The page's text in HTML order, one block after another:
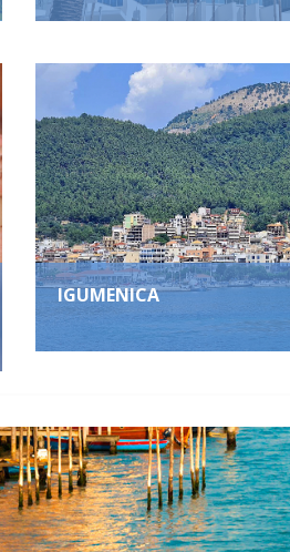
IGUMENICA